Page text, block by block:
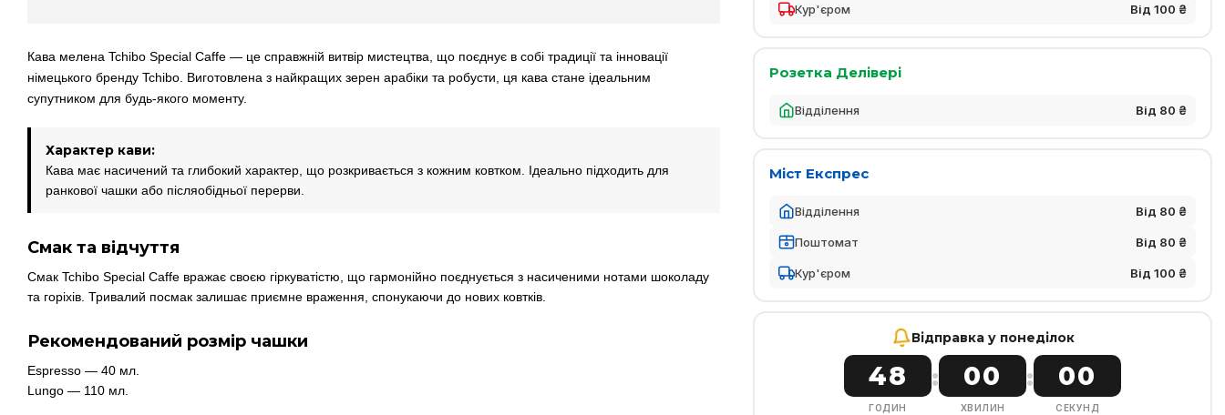
Кава мелена Tchibo Special Caffe — це справжній витвір мистецтва, що поєднує в собі традиції та інновації
німецького бренду Tchibo. Виготовлена з найкращих зерен арабіки та робусти, ця кава стане ідеальним
супутником для будь-якого моменту.
Характер кави:
Кава має насичений та глибокий характер, що розкривається з кожним ковтком. Ідеально підходить для
ранкової чашки або післяобідньої перерви.
Смак та відчуття
Смак Tchibo Special Caffe вражає своєю гіркуватістю, що гармонійно поєднується з насиченими нотами шоколаду
та горіхів. Тривалий посмак залишає приємне враження, спонукаючи до нових ковтків.
Рекомендований розмір чашки
Espresso — 40 мл.
Lungo — 110 мл.
Кур'єром Від 100 ₴
Розетка Делівері
Відділення Від 80 ₴
Міст Експрес
Відділення Від 80 ₴
Поштомат Від 80 ₴
Кур'єром Від 100 ₴
Відправка у понеділок
48
ГОДИН
: 00
ХВИЛИН
: 00
СЕКУНД